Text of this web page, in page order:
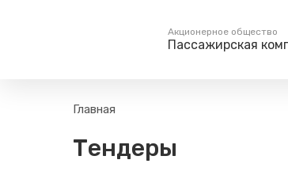
Акционерное общество
Пассажирская
Пассажирам
Билетные кассы на станциях
Единый номер вызова экстренных
112
Главная
Тендеры